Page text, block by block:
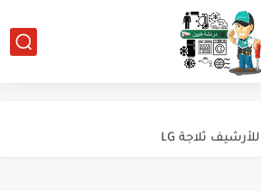
ويست بوينت للارشيف نوفروست
للأرشيف ثلاجة LG